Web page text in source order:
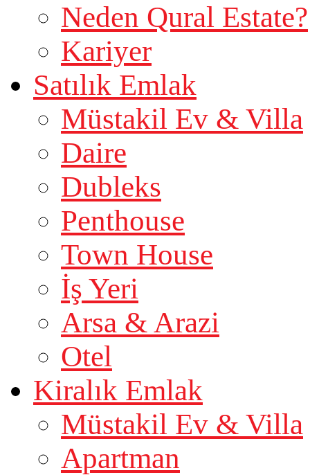
Neden Qural Estate?
Kariyer
Satılık Emlak
Müstakil Ev & Villa
Daire
Dubleks
Penthouse
Town House
İş Yeri
Arsa & Arazi
Otel
Kiralık Emlak
Müstakil Ev & Villa
Apartman